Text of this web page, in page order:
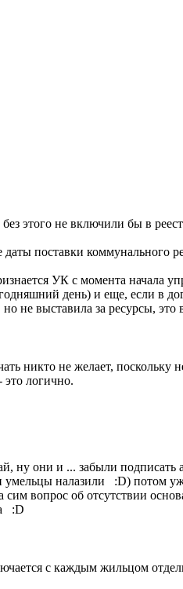
этого не включили бы в
поставки коммунального
УК с момента начала
день) и еще, если в
не выставила за ресурсы,
никто не желает, поскольку
это логично.
ну они и ... забыли подписать
умельцы налазили :D) потом
вопрос об отсутствии
:D
с каждым жильцом